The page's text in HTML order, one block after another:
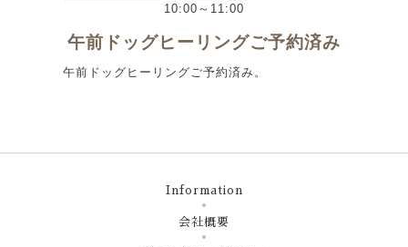
10:00～11:00
午前ドッグヒーリングご予約済み
午前ドッグヒーリングご予約済み。
Information
会社概要